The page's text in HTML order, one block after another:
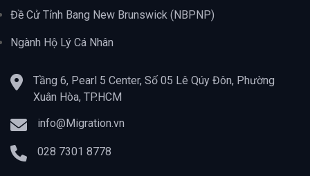
Đề Cử Tỉnh Bang New Brunswick (NBPNP)
Ngành Hộ Lý Cá Nhân
Tầng 6, Pearl 5 Center, Số 05 Lê Qúy Đôn, Phường
Xuân Hòa, TP.HCM
info@Migration.vn
028 7301 8778